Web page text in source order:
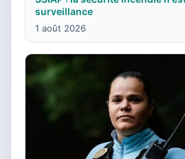
surveillance
1 août 2026